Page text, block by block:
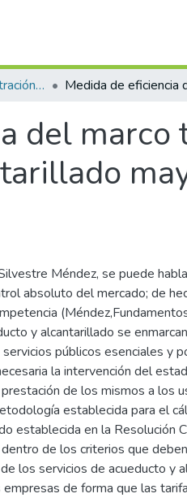
Maestría en Administración Financiera (tesis)
del
Méndez, se puede
absoluto del mercado; de
y alcantarillado se
públicos esenciales y
la intervención del
de los mismos a los
establecida para el
establecida en la Resolución
de los criterios que
los servicios de acueducto y
empresas de forma que las